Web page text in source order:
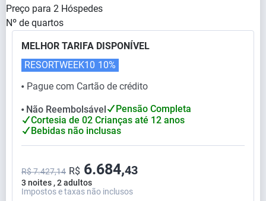
Preço para 2 Hóspedes
Nº de quartos
MELHOR TARIFA DISPONÍVEL
⬤ Pague com Cartão de crédito
RESORTWEEK10 10%
⬤ Não Reembolsável
Pensão Completa
Cortesia de 02 Crianças até 12 anos
Bebidas não inclusas
3 noites , 2 adultos
R$ 7.427,14 R$ 6.684,43
Impostos e taxas não inclusos